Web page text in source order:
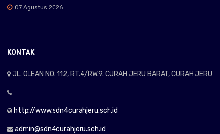
07 Agustus 2026
KONTAK
JL. OLEAN NO. 112, RT.4/RW.9. CURAH JERU BARAT, CURAH JERU
http://www.sdn4curahjeru.sch.id
admin@sdn4curahjeru.sch.id